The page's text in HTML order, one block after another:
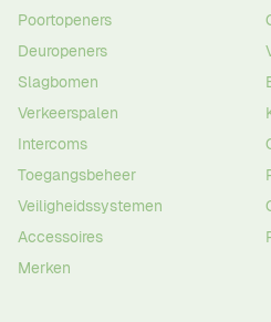
Poortopeners
Deuropeners
Slagbomen
Verkeerspalen
Intercoms
Toegangsbeheer
Veiligheidssystemen
Accessoires
Merken